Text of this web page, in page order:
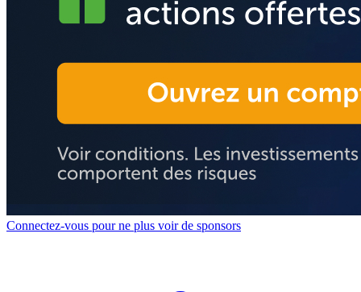
Connectez-vous pour ne plus voir de sponsors